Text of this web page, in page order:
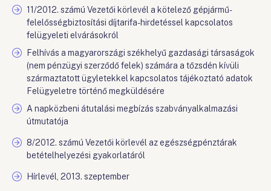
11/2012. számú Vezetői körlevél a kötelező gépjármű-
felelősségbiztosítási díjtarifa-hirdetéssel kapcsolatos
felügyeleti elvárásokról
Felhívás a magyarországi székhelyű gazdasági társaságok
(nem pénzügyi szerződő felek) számára a tőzsdén kívüli
származtatott ügyletekkel kapcsolatos tájékoztató adatok
Felügyeletre történő megküldésére
A napközbeni átutalási megbízás szabványalkalmazási
útmutatója
8/2012. számú Vezetői körlevél az egészségpénztárak
betételhelyezési gyakorlatáról
Hírlevél, 2013. szeptember